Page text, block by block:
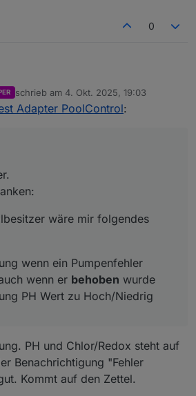
0
Gedanken:
wenn ein Pumpenfehler
PH Wert zu Hoch/Niedrig
schrieb am 4. Okt. 2025, 19:03
zuletzt editiert von
Adapter PoolControl:
wäre mir folgendes
wenn ein Pumpenfehler
wenn er behoben wurde
PH Wert zu Hoch/Niedrig
PH und Chlor/Redox steht auf
Benachrichtigung "Fehler
Kommt auf den Zettel.